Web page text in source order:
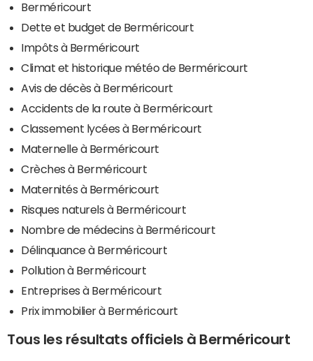
Berméricourt
Dette et budget de Berméricourt
Impôts à Berméricourt
Climat et historique météo de Berméricourt
Avis de décès à Berméricourt
Accidents de la route à Berméricourt
Classement lycées à Berméricourt
Maternelle à Berméricourt
Crèches à Berméricourt
Maternités à Berméricourt
Risques naturels à Berméricourt
Nombre de médecins à Berméricourt
Délinquance à Berméricourt
Pollution à Berméricourt
Entreprises à Berméricourt
Prix immobilier à Berméricourt
Tous les résultats officiels à Berméricourt